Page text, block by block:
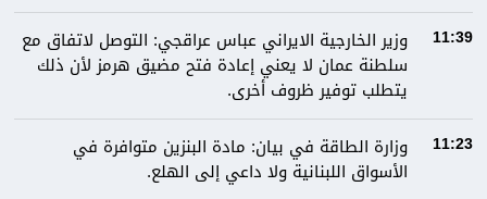
11:39
وزير الخارجية الايراني عباس عراقجي: التوصل لاتفاق مع
سلطنة عمان لا يعني إعادة فتح مضيق هرمز لأن ذلك
يتطلب توفير ظروف أخرى.
11:23
وزارة الطاقة في بيان: مادة البنزين متوافرة في
الأسواق اللبنانية ولا داعي إلى الهلع.